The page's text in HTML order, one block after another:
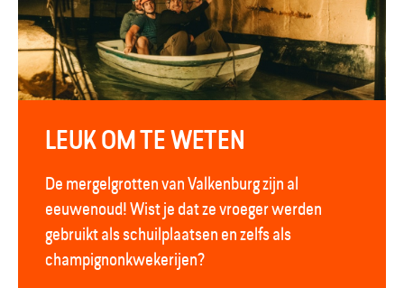
LEUK OM TE WETEN
De mergelgrotten van Valkenburg zijn al
eeuwenoud! Wist je dat ze vroeger werden
gebruikt als schuilplaatsen en zelfs als
champignonkwekerijen?